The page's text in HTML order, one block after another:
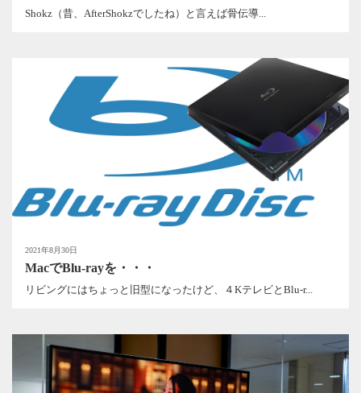
Shokz（昔、AfterShokzでしたね）と言えば骨伝導...
2021年8月30日
MacでBlu-rayを・・・
リビングにはちょっと旧型になったけど、４KテレビとBlu-r...